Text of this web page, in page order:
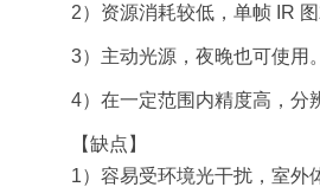
2）资源消耗较低，单帧 IR
3）主动光源，夜晚也可使用。
4）在一定范围内精度高，分
【缺点】
1）容易受环境光干扰，室外